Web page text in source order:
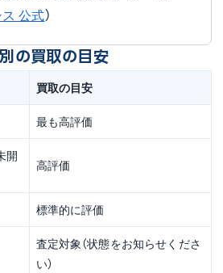
公式）
の買取の目安
買取の目安
最も高評価
開
高評価
標準的に評価
査定対象（状態をお知らせくださ
い）